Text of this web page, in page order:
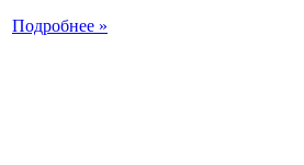
Подробнее »